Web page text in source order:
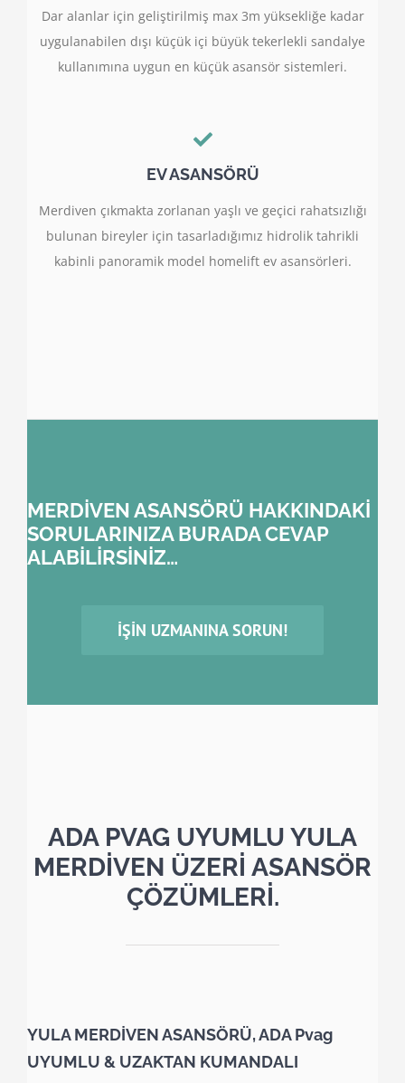
Dar alanlar için geliştirilmiş max 3m yüksekliğe kadar
uygulanabilen dışı küçük içi büyük tekerlekli sandalye
kullanımına uygun en küçük asansör sistemleri.
EV ASANSÖRÜ
Merdiven çıkmakta zorlanan yaşlı ve geçici rahatsızlığı
bulunan bireyler için tasarladığımız hidrolik tahrikli
kabinli panoramik model homelift ev asansörleri.
MERDİVEN ASANSÖRÜ HAKKINDAKİ
SORULARINIZA BURADA CEVAP
ALABİLİRSİNİZ…
İŞIN UZMANINA SORUN!
ADA PVAG UYUMLU YULA
MERDİVEN ÜZERİ ASANSÖR
ÇÖZÜMLERİ.
YULA MERDİVEN ASANSÖRÜ, ADA Pvag
UYUMLU & UZAKTAN KUMANDALI